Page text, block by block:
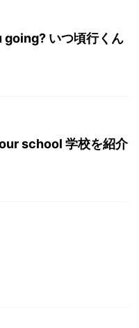
いつ頃行くん
school 学校を紹介